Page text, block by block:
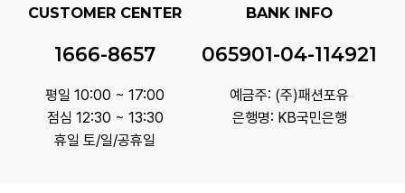
CUSTOMER CENTER
1666-8657
평일 10:00 ~ 17:00
점심 12:30 ~ 13:30
휴일 토/일/공휴일
BANK INFO
065901-04-114921
예금주: (주)패션포유
은행명: KB국민은행